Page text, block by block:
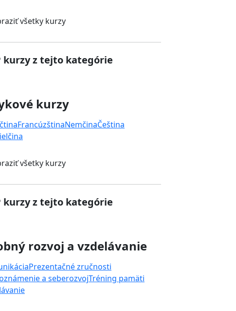
všetky kurzy
kurzy z tejto kategórie
kurzy
FrancúzštinaNemčinaČeština
všetky kurzy
kurzy z tejto kategórie
rozvoj a vzdelávanie
Prezentačné zručnosti
a seberozvojTréning pamäti